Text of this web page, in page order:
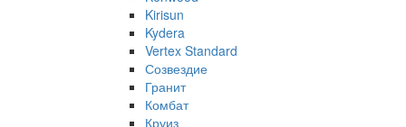
Kirisun
Kydera
Vertex Standard
Созвездие
Гранит
Комбат
Круиз